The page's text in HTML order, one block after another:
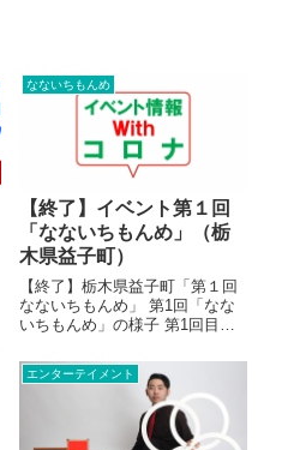
なないちもんめ
【終了】イベント第１回
「なないちもんめ」（栃
木県益子町）
【終了】栃木県益子町「第１回
なないちもんめ」 第1回「なな
いちもんめ」の様子 第1回目、
ハラしながら当日を迎えまし
た。ある一人の思いつきで始ま
った「なないちもんめ」・・・
スタッフ3名でのスタートです。
初日のケータ...
エンターテイメント